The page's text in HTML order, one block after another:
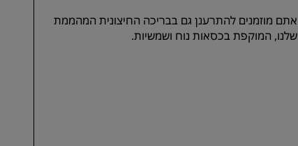
אתם מוזמנים להתרענן גם בבריכה החיצונית המהממת
שלנו, המוקפת בכסאות נוח ושמשיות.